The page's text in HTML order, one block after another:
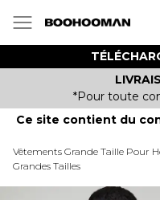
*Pour toute
Ce site contient du
Vêtements Grande Taille Pour
Grandes Tailles